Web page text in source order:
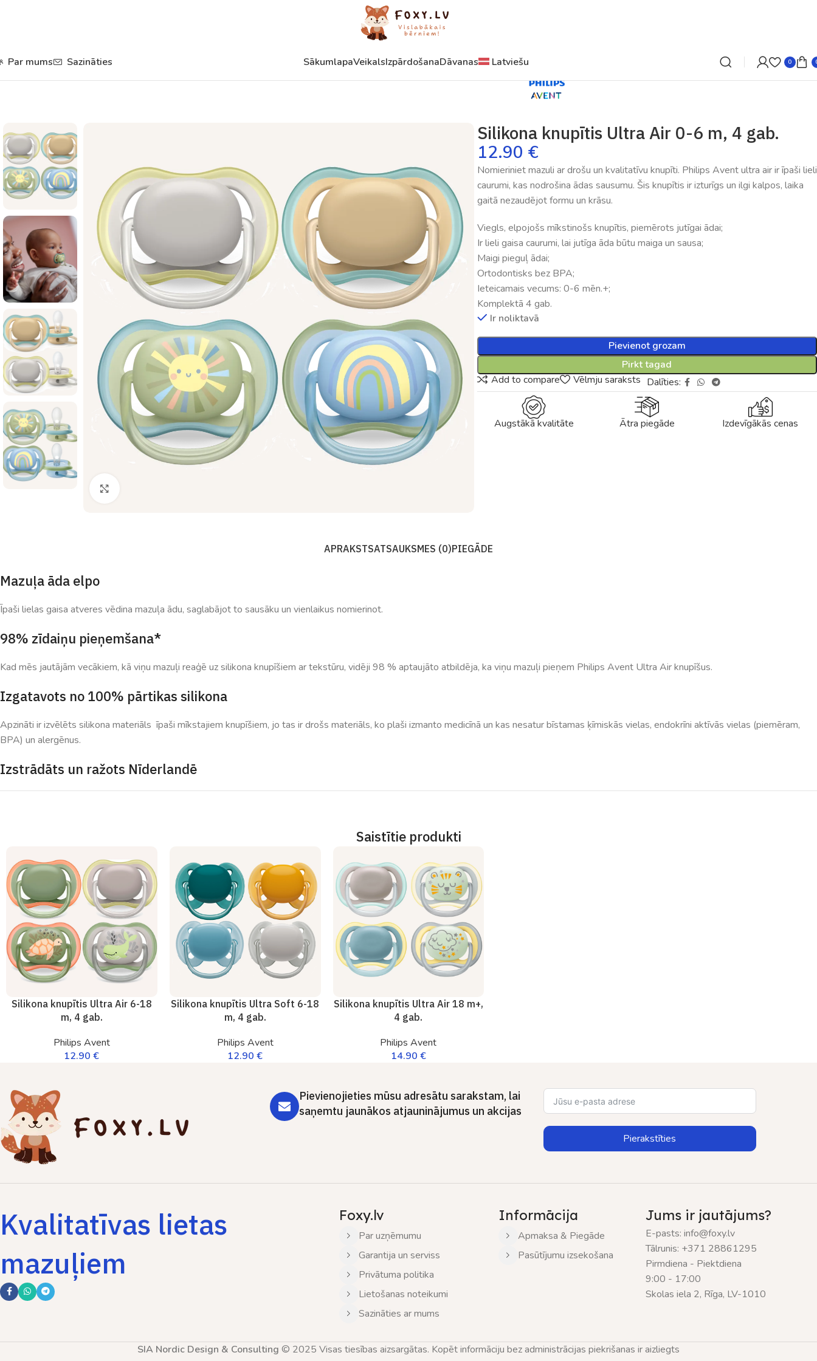
Par mums Sazināties SākumlapaVeikalsIzpārdošanaDāvanas Latviešu 0
Silikona knupītis Ultra Air 0-6 m, 4 gab.
12.90 €
Nomieriniet mazuli ar drošu un kvalitatīvu knupīti. Philips Avent ultra air ir īpaši lieli
caurumi, kas nodrošina ādas sausumu. Šis knupītis ir izturīgs un ilgi kalpos, laika
gaitā nezaudējot formu un krāsu.
Viegls, elpojošs mīkstinošs knupītis, piemērots jutīgai ādai;
Ir lieli gaisa caurumi, lai jutīga āda būtu maiga un sausa;
Maigi pieguļ ādai;
Ortodontisks bez BPA;
Ieteicamais vecums: 0-6 mēn.+;
Komplektā 4 gab.
Ir noliktavā
Pievienot grozam
Pirkt tagad
Add to compare
Vēlmju saraksts Dalīties:
Augstākā kvalitāte Ātra piegāde Izdevīgākās cenas
APRAKSTSATSAUKSMES (0)PIEGĀDE
Mazuļa āda elpo
Īpaši lielas gaisa atveres vēdina mazuļa ādu, saglabājot to sausāku un vienlaikus nomierinot.
98% zīdaiņu pieņemšana*
Kad mēs jautājām vecākiem, kā viņu mazuļi reaģē uz silikona knupīšiem ar tekstūru, vidēji 98 % aptaujāto atbildēja, ka viņu mazuļi pieņem Philips Avent Ultra Air knupīšus.
Izgatavots no 100% pārtikas silikona
Apzināti ir izvēlēts silikona materiāls īpaši mīkstajiem knupīšiem, jo tas ir drošs materiāls, ko plaši izmanto medicīnā un kas nesatur bīstamas ķīmiskās vielas, endokrīni aktīvās vielas (piemēram,
BPA) un alergēnus.
Izstrādāts un ražots Nīderlandē
Saistītie produkti
Silikona knupītis Ultra Air 6-18
m, 4 gab.
Philips Avent
12.90€
Silikona knupītis Ultra Soft 6-18
m, 4 gab.
Philips Avent
12.90€
Silikona knupītis Ultra Air 18 m+,
4 gab.
Philips Avent
14.90 €
Pievienojieties mūsu adresātu sarakstam, lai
saņemtu jaunākos atjauninājumus un akcijas
Pierakstīties
Kvalitatīvas lietas
mazuļiem
Foxy.lv
Par uzņēmumu
Garantija un serviss
Privātuma politika
Lietošanas noteikumi
Sazināties ar mums
Informācija
Apmaksa & Piegāde
Pasūtījumu izsekošana
Jums ir jautājums?
E-pasts: info@foxy.lv
Tālrunis: +371 28861295
Pirmdiena - Piektdiena
9:00 - 17:00
Skolas iela 2, Rīga, LV-1010
SIA Nordic Design & Consulting © 2025 Visas tiesības aizsargātas. Kopēt informāciju bez administrācijas piekrišanas ir aizliegts